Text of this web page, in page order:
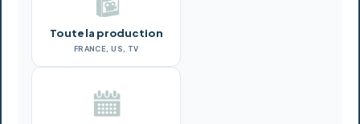
Toute la production
FRANCE, US, TV